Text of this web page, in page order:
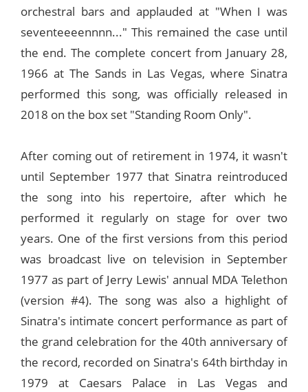
orchestral bars and applauded at "When I was
seventeeeennnn..." This remained the case until
the end. The complete concert from January 28,
1966 at The Sands in Las Vegas, where Sinatra
performed this song, was officially released in
2018 on the box set "Standing Room Only".
After coming out of retirement in 1974, it wasn't
until September 1977 that Sinatra reintroduced
the song into his repertoire, after which he
performed it regularly on stage for over two
years. One of the first versions from this period
was broadcast live on television in September
1977 as part of Jerry Lewis' annual MDA Telethon
(version #4). The song was also a highlight of
Sinatra's intimate concert performance as part of
the grand celebration for the 40th anniversary of
the record, recorded on Sinatra's 64th birthday in
1979 at Caesars Palace in Las Vegas and